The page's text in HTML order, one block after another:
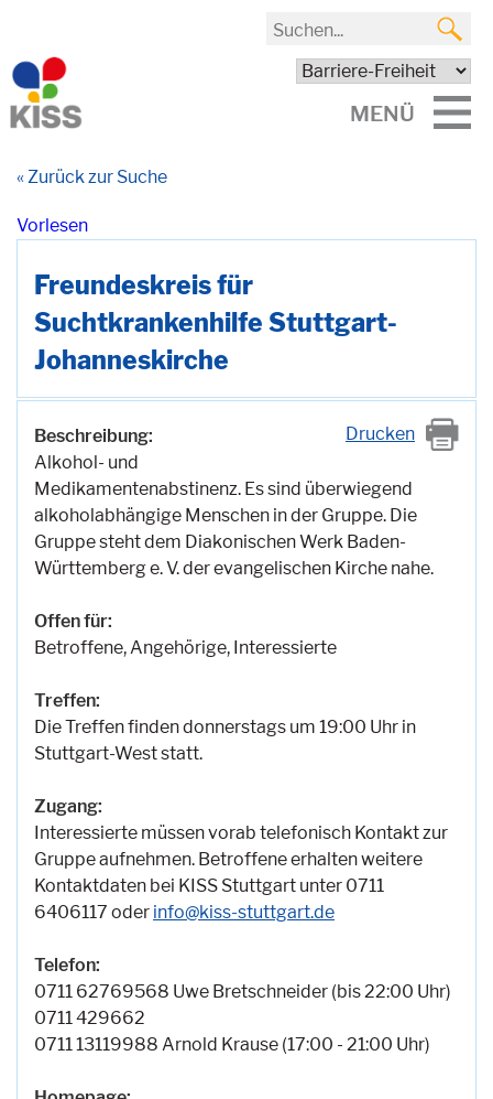
MENÜ
« Zurück zur Suche
Vorlesen
Freundeskreis für
Suchtkrankenhilfe Stuttgart-
Johanneskirche
Drucken
Beschreibung:
Alkohol- und
Medikamentenabstinenz. Es sind überwiegend
alkoholabhängige Menschen in der Gruppe. Die
Gruppe steht dem Diakonischen Werk Baden-
Württemberg e. V. der evangelischen Kirche nahe.
Offen für:
Betroffene, Angehörige, Interessierte
Treffen:
Die Treffen finden donnerstags um 19:00 Uhr in
Stuttgart-West statt.
Zugang:
Interessierte müssen vorab telefonisch Kontakt zur
Gruppe aufnehmen. Betroffene erhalten weitere
Kontaktdaten bei KISS Stuttgart unter 0711
6406117 oder info@kiss-stuttgart.de
Telefon:
0711 62769568 Uwe Bretschneider (bis 22:00 Uhr)
0711 429662
0711 13119988 Arnold Krause (17:00 - 21:00 Uhr)